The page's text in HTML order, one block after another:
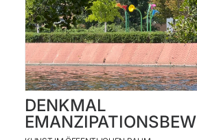
DENKMAL